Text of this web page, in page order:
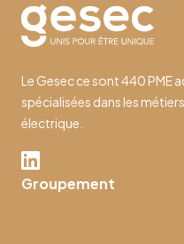
Le Gesec ce sont 440 PME
spécialisées dans les
électrique.
Groupement